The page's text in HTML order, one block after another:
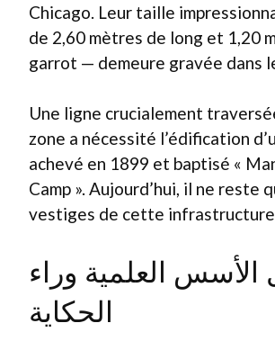
Chicago. Leur taille
de 2,60 mètres de long et 1,20
garrot — demeure gravée dans
Une ligne crucialement
zone a nécessité l’édification
achevé en 1899 et baptisé «
Camp ». Aujourd’hui, il ne reste
vestiges de cette
الأسس العلمية وراء
الحكاية